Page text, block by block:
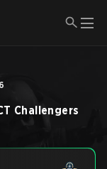
Challengers